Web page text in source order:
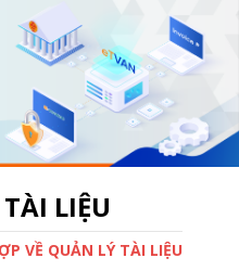
LIỆU
VỀ QUẢN LÝ TÀI LIỆU